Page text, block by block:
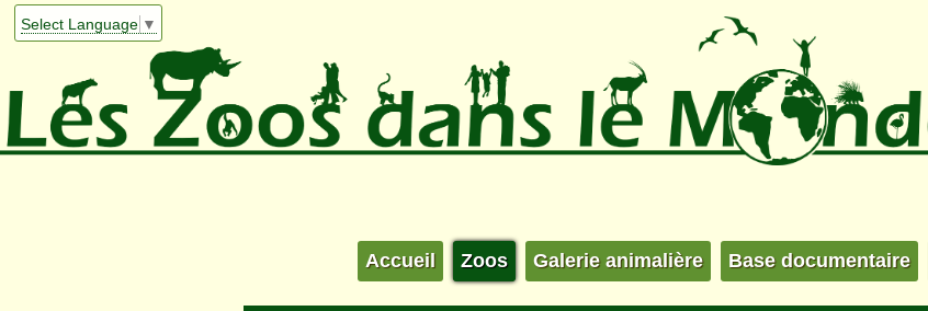
Select Language ▼
Accueil Zoos Galerie animalière Base documentaire